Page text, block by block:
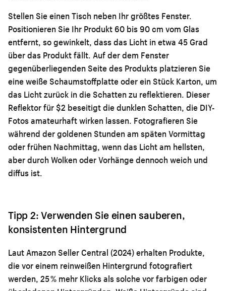
Stellen Sie einen Tisch neben Ihr größtes Fenster.
Positionieren Sie Ihr Produkt 60 bis 90 cm vom Glas
entfernt, so gewinkelt, dass das Licht in etwa 45 Grad
über das Produkt fällt. Auf der dem Fenster
gegenüberliegenden Seite des Produkts platzieren Sie
eine weiße Schaumstoffplatte oder ein Stück Karton, um
das Licht zurück in die Schatten zu reflektieren. Dieser
Reflektor für $2 beseitigt die dunklen Schatten, die DIY-
Fotos amateurhaft wirken lassen. Fotografieren Sie
während der goldenen Stunden am späten Vormittag
oder frühen Nachmittag, wenn das Licht am hellsten,
aber durch Wolken oder Vorhänge dennoch weich und
diffus ist.
Tipp 2: Verwenden Sie einen sauberen,
konsistenten Hintergrund
Laut Amazon Seller Central (2024) erhalten Produkte,
die vor einem reinweißen Hintergrund fotografiert
werden, 25 % mehr Klicks als solche vor farbigen oder